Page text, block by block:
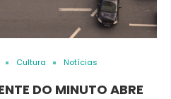
Cultura Notícias
DO MINUTO ABRE